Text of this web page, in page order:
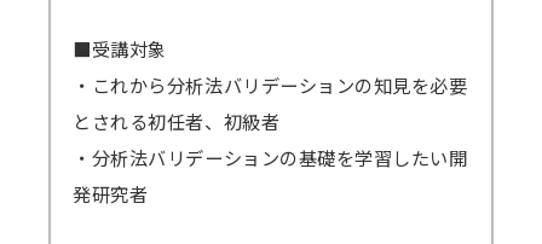
メールにて視聴用URL・パスワードを配信
します。配信開始日を過ぎてもメールが届かな
い場合は必ず弊社までご連絡ください。
準備出来しだい配信いたしますので開始日
が早まる可能性もございます。その場合でも終
■受講対象
・これから分析法バリデーションの知見を必要
とされる初任者、初級者
・分析法バリデーションの基礎を学習したい開
発研究者